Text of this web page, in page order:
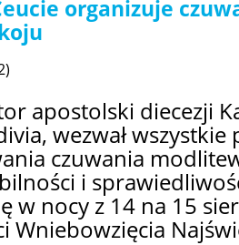
organizuje
apostolski diecezji
wezwał
czuwania
i
w nocy z 14 na 15
Wniebowzięcia